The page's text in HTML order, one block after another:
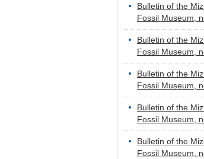
Bulletin of the
Fossil Museum,
Bulletin of the
Fossil Museum,
Bulletin of the
Fossil Museum,
Bulletin of the
Fossil Museum,
Bulletin of the
Fossil Museum,